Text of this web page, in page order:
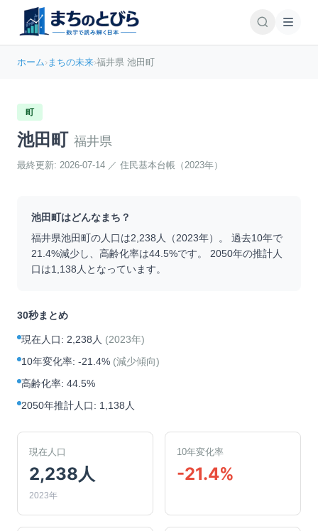
ホーム›まちの未来›福井県 池田町
町
池田町 福井県
最終更新: 2026-07-14 ／ 住民基本台帳（2023年）
池田町はどんなまち？
福井県池田町の人口は2,238 人（2023年）。 過去10年で
21.4%減少し、高齢化率は44.5%です。 2050年の推計人
口は1,138 人となっています。
30秒まとめ
現在人口: 2,238人 (2023年)
10年変化率: -21.4% (減少傾向)
高齢化率: 44.5%
2050年推計人口: 1,138人
現在人口
2,238人
2023年
10年変化率
-21.4%